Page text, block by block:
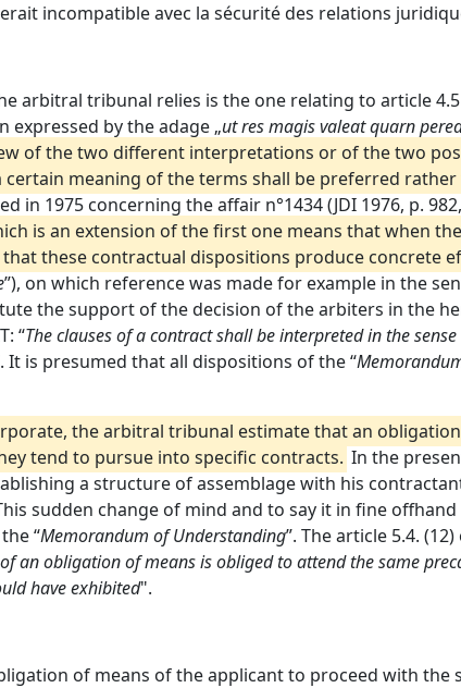
incompatible avec la sécurité des relations
arbitral tribunal relies is the one relating to article
expressed by the adage „ut res magis valeat quarn
of the two different interpretations or of the two
meaning of the terms shall be preferred
in 1975 concerning the affair n°1434 (JDI 1976, p.
is an extension of the first one means that when
these contractual dispositions produce concrete
”), on which reference was made for example in the
the support of the decision of the arbiters in the
“The clauses of a contract shall be interpreted in the
It is presumed that all dispositions of the “
the arbitral tribunal estimate that an
tend to pursue into specific contracts. In the
a structure of assemblage with his
sudden change of mind and to say it in fine
“Memorandum of Understanding”. The article 5.4.
an obligation of means is obliged to attend the same
have exhibited".
of means of the applicant to proceed with the